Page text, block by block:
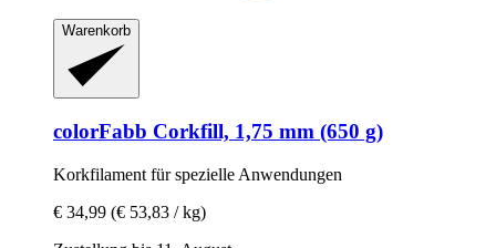
Warenkorb
colorFabb Corkfill, 1,75 mm (650 g)
Korkfilament für spezielle Anwendungen
€ 34,99 (€ 53,83 / kg)